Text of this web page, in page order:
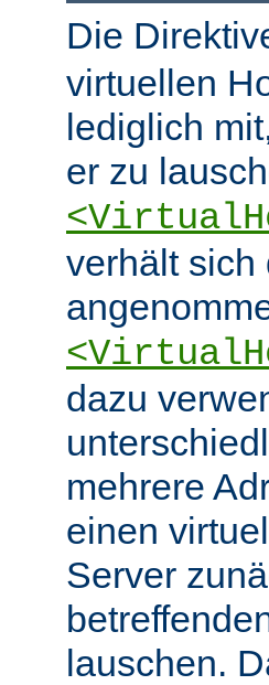
Die
virtuellen
lediglich
er zu
verhält sich
dazu
mehrere
einen
Server
lauschen.